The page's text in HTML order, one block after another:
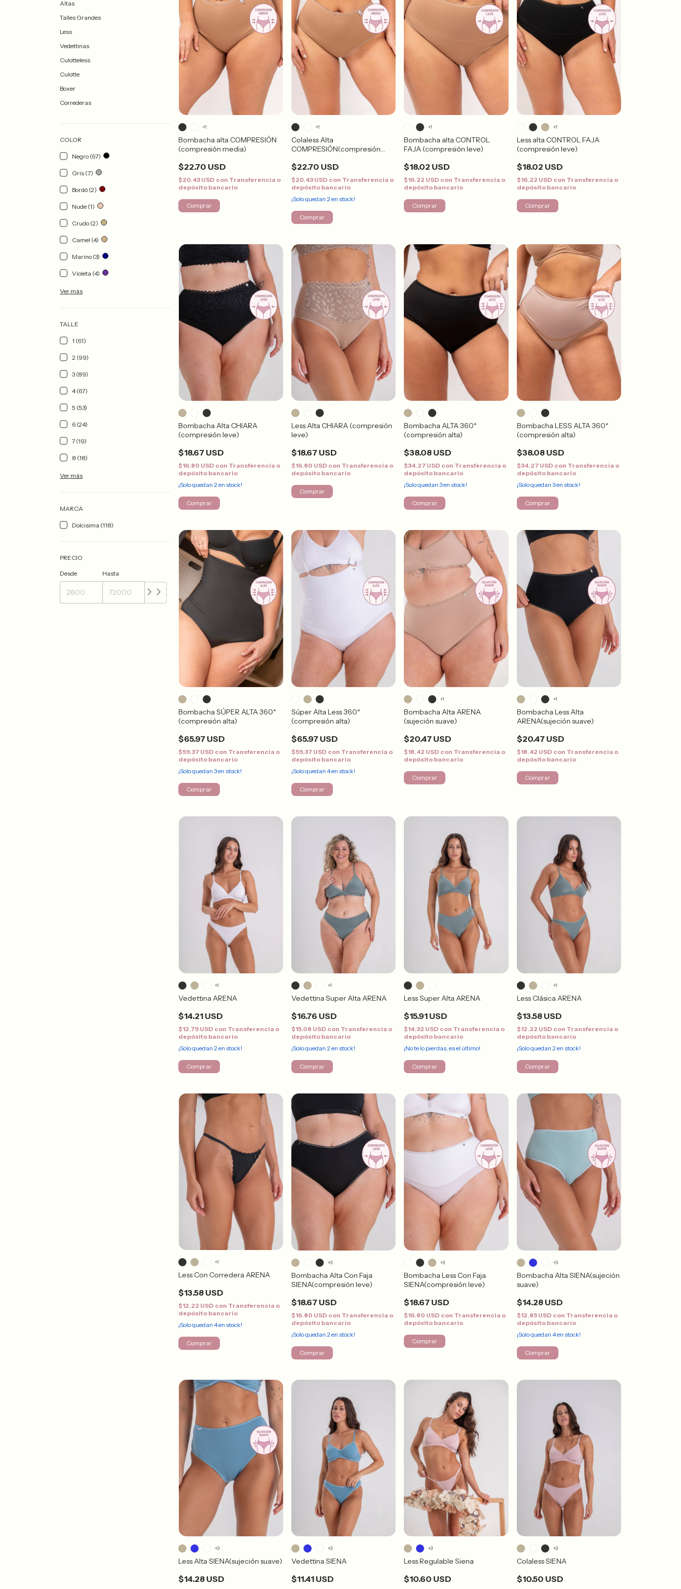
Altas
Talles Grandes
Less
Vedettinas
Culotteless
Culotte
Boxer
Correderas
COLOR
Negro (67)
Gris (7)
Bordó (2)
Nude (1)
Crudo (2)
Camel (4)
Marino (3)
Violeta (4)
Ver más
TALLE
1 (61)
2 (99)
3 (89)
4 (67)
5 (53)
6 (24)
7 (19)
8 (18)
Ver más
MARCA
Dolcisima (118)
PRECIO
Desde Hasta
Bombacha alta COMPRESIÓN
(compresión media)
$22.70 USD
$20.43 USD con Transferencia o
depósito bancario
+1
Comprar
Colaless Alta
COMPRESIÓN(compresión
$22.70 USD
$20.43 USD con Transferencia o
depósito bancario
¡Solo quedan 2 en stock!
+1
Comprar
Bombacha alta CONTROL
FAJA (compresión leve)
$18.02 USD
$16.22 USD con Transferencia o
depósito bancario
+1
Comprar
Less alta CONTROL FAJA
(compresión leve)
$18.02 USD
$16.22 USD con Transferencia o
depósito bancario
+1
Comprar
Bombacha Alta CHIARA
(compresión leve)
$18.67 USD
$16.80 USD con Transferencia o
depósito bancario
¡Solo quedan2en stock!
Comprar
Less Alta CHIARA (compresión
leve)
$18.67 USD
$16.80 USD con Transferencia o
depósito bancario
Comprar
Bombacha ALTA 360*
(compresión alta)
$38.08 USD
$34.27 USD con Transferencia o
depósito bancario
¡Solo quedan3en stock!
Comprar
Bombacha LESS ALTA 360*
(compresión alta)
$38.08 USD
$34.27 USD con Transferencia o
depósito bancario
¡Solo quedan 3en stock!
Comprar
Bombacha SÚPER ALTA 360*
(compresión alta)
$65.97 USD
$59.37 USD con Transferencia o
depósito bancario
¡Solo quedan3en stock!
Comprar
Súper Alta Less 360*
(compresión alta)
$65.97 USD
$59.37 USD con Transferencia o
depósito bancario
¡Solo quedan 4en stock!
Comprar
Bombacha Alta ARENA
(sujeción suave)
$20.47 USD
$18.42 USD con Transferencia o
depósito bancario
+1
Comprar
Bombacha Less Alta
ARENA(sujeción suave)
$20.47 USD
$18.42 USD con Transferencia o
depósito bancario
+1
Comprar
Vedettina ARENA
$14.21 USD
$12.79 USD con Transferencia o
depósito bancario
¡Solo quedan2 en stock!
+1
Comprar
Vedettina Super Alta ARENA
$16.76 USD
$15.08 USD con Transferencia o
depósito bancario
¡Solo quedan 2 en stock!
+1
Comprar
Less Super Alta ARENA
$15.91 USD
$14.32 USD con Transferencia o
depósito bancario
¡No te lo pierdas, es el último!
Comprar
Less Clásica ARENA
$13.58 USD
$12.22 USD con Transferencia o
depósito bancario
¡Solo quedan 2 en stock!
+1
Comprar
Less Con Corredera ARENA
$13.58 USD
$12.22 USD con Transferencia o
depósito bancario
¡Solo quedan4en stock!
+1
Comprar
Bombacha Alta Con Faja
SIENA(compresión leve)
$18.67 USD
$16.80 USD con Transferencia o
depósito bancario
¡Solo quedan 2 en stock!
+3
Comprar
Bombacha Less Con Faja
SIENA(compresión leve)
$18.67 USD
$16.80 USD con Transferencia o
depósito bancario
+3
Comprar
Bombacha Alta SIENA(sujeción
suave)
$14.28 USD
$12.85 USD con Transferencia o
depósito bancario
¡Solo quedan 4en stock!
+3
Comprar
Less Alta SIENA(sujeción suave)
$14.28 USD
+3
Vedettina SIENA
$11.41 USD
+3
Less Regulable Siena
$10.60 USD
+3
Colaless SIENA
$10.50 USD
+3